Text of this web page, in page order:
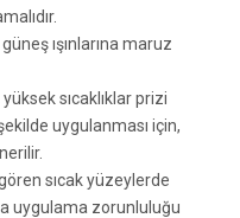
ışınlarına maruz
sıcaklıklar prizi
uygulanması için,
sıcak yüzeylerde
uygulama zorunluluğu